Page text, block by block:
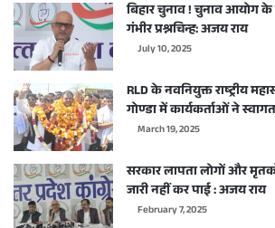
बिहार चुनाव ! चुनाव आयोग
गंभीर प्रश्नचिन्ह: अजय राय
July 10, 2025
RLD के नवनियुक्त राष्ट्रीय
गोण्डा में कार्यकर्ताओं ने
March 19, 2025
सरकार लापता लोगों और
जारी नहीं कर पाई : अजय राय
February 7, 2025